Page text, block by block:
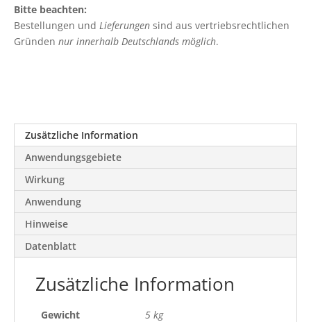
Bitte beachten:
Bestellungen und Lieferungen sind aus vertriebsrechtlichen
Gründen nur innerhalb Deutschlands möglich.
Zusätzliche Information
Anwendungsgebiete
Wirkung
Anwendung
Hinweise
Datenblatt
Zusätzliche Information
Gewicht 5 kg